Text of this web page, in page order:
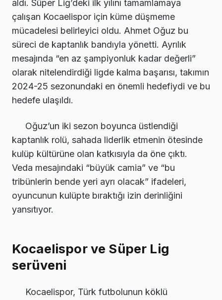
aldı. Süper Lig’deki ilk yılını tamamlamaya
çalışan Kocaelispor için küme düşmeme
mücadelesi belirleyici oldu. Ahmet Oğuz bu
süreci de kaptanlık bandıyla yönetti. Ayrılık
mesajında “en az şampiyonluk kadar değerli”
olarak nitelendirdiği ligde kalma başarısı, takımın
2024-25 sezonundaki en önemli hedefiydi ve bu
hedefe ulaşıldı.
Oğuz’un iki sezon boyunca üstlendiği
kaptanlık rolü, sahada liderlik etmenin ötesinde
kulüp kültürüne olan katkısıyla da öne çıktı.
Veda mesajındaki “büyük camia” ve “bu
tribünlerin bende yeri ayrı olacak” ifadeleri,
oyuncunun kulüpte bıraktığı izin derinliğini
yansıtıyor.
Kocaelispor ve Süper Lig
serüveni
Kocaelispor, Türk futbolunun köklü